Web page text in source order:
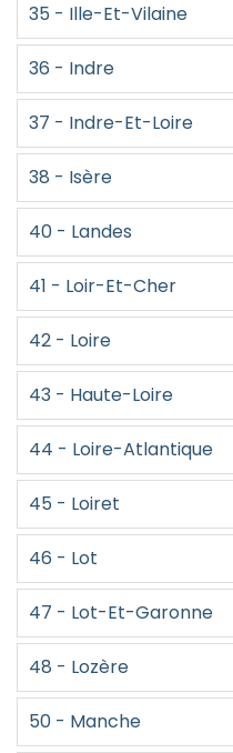
35 - Ille-Et-Vilaine
36 - Indre
37 - Indre-Et-Loire
38 - Isère
40 - Landes
41 - Loir-Et-Cher
42 - Loire
43 - Haute-Loire
44 - Loire-Atlantique
45 - Loiret
46 - Lot
47 - Lot-Et-Garonne
48 - Lozère
50 - Manche